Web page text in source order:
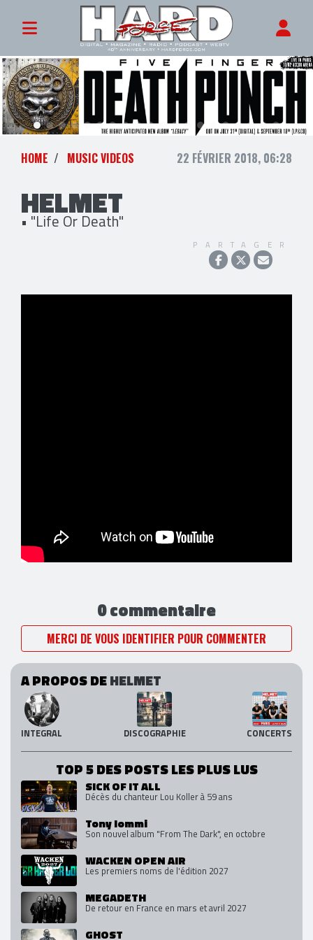
HOME MUSIC VIDEOS 22 FÉVRIER 2018, 06:28
HELMET
• "Life Or Death"
PARTAGER
0 commentaire
MERCI DE VOUS IDENTIFIER POUR COMMENTER
A PROPOS DEHELMET
INTEGRAL DISCOGRAPHIE CONCERTS
TOP 5 DES POSTS LES PLUS LUS
SICK OF IT ALL
Décès du chanteur Lou Koller à 59 ans
Tony Iommi
Son nouvel album "From The Dark", en octobre
WACKEN OPEN AIR
Les premiers noms de l'édition 2027
MEGADETH
De retour en France en mars et avril 2027
GHOST